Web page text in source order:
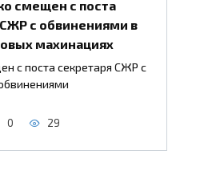
смещен с поста
с обвинениями в
махинациях
с поста секретаря СЖР с
0 29